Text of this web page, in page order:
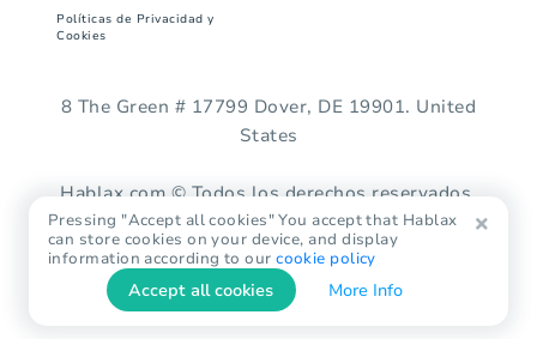
Políticas de Privacidad y
Cookies
8 The Green # 17799 Dover, DE 19901. United
States
Hablax.com © Todos los derechos reservados.
Pressing "Accept all cookies" You accept that Hablax
can store cookies on your device, and display
information according to ourcookie policy
Accept all cookies More Info